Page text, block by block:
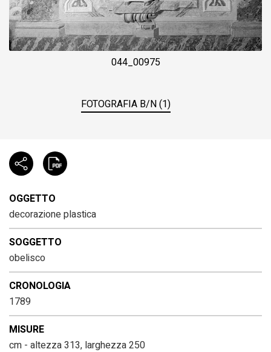
044_00975
FOTOGRAFIA B/N (1)
OGGETTO
decorazione plastica
SOGGETTO
obelisco
CRONOLOGIA
1789
MISURE
cm - altezza 313, larghezza 250